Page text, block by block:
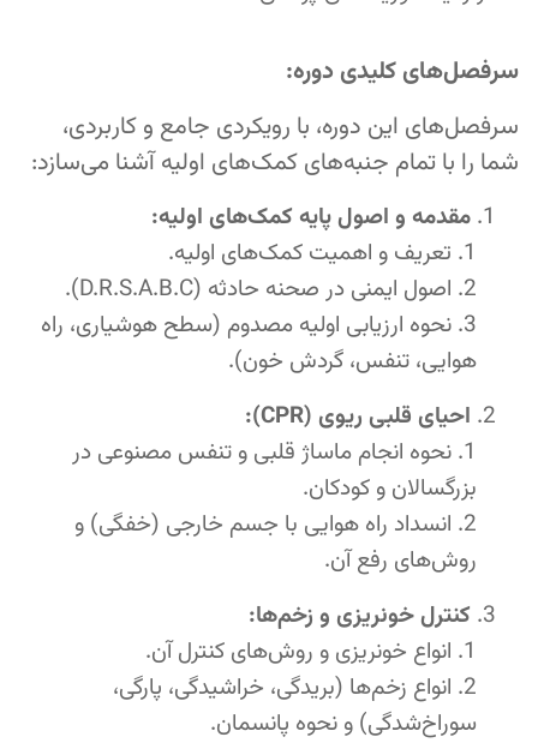
سرفصل‌های کلیدی دوره:
سرفصل‌های این دوره، با رویکردی جامع و کاربردی،
شما را با تمام جنبه‌های کمک‌های اولیه آشنا می‌سازد:
مقدمه و اصول پایه کمک‌های اولیه:
تعریف و اهمیت کمک‌های اولیه.
اصول ایمنی در صحنه حادثه (D.R.S.A.B.C).
نحوه ارزیابی اولیه مصدوم (سطح هوشیاری، راه
هوایی، تنفس، گردش خون).
احیای قلبی ریوی (CPR):
نحوه انجام ماساژ قلبی و تنفس مصنوعی در
بزرگسالان و کودکان.
انسداد راه هوایی با جسم خارجی (خفگی) و
روش‌های رفع آن.
کنترل خونریزی و زخم‌ها:
انواع خونریزی و روش‌های کنترل آن.
انواع زخم‌ها (بریدگی، خراشیدگی، پارگی،
سوراخ‌شدگی) و نحوه پانسمان.